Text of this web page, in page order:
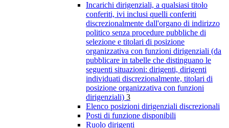
Incarichi dirigenziali, a qualsiasi titolo
conferiti, ivi inclusi quelli conferiti
discrezionalmente dall'organo di indirizzo
politico senza procedure pubbliche di
selezione e titolari di posizione
organizzativa con funzioni dirigenziali (da
pubblicare in tabelle che distinguano le
seguenti situazioni: dirigenti, dirigenti
individuati discrezionalmente, titolari di
posizione organizzativa con funzioni
dirigenziali) 3
Elenco posizioni dirigenziali discrezionali
Posti di funzione disponibili
Ruolo dirigenti